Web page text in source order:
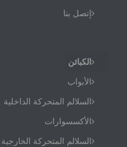
إتصل بنا
الكبائن
الأبواب
السلالم المتحركة الداخلية
الأكسسوارات
السلالم المتحركة الخارجية